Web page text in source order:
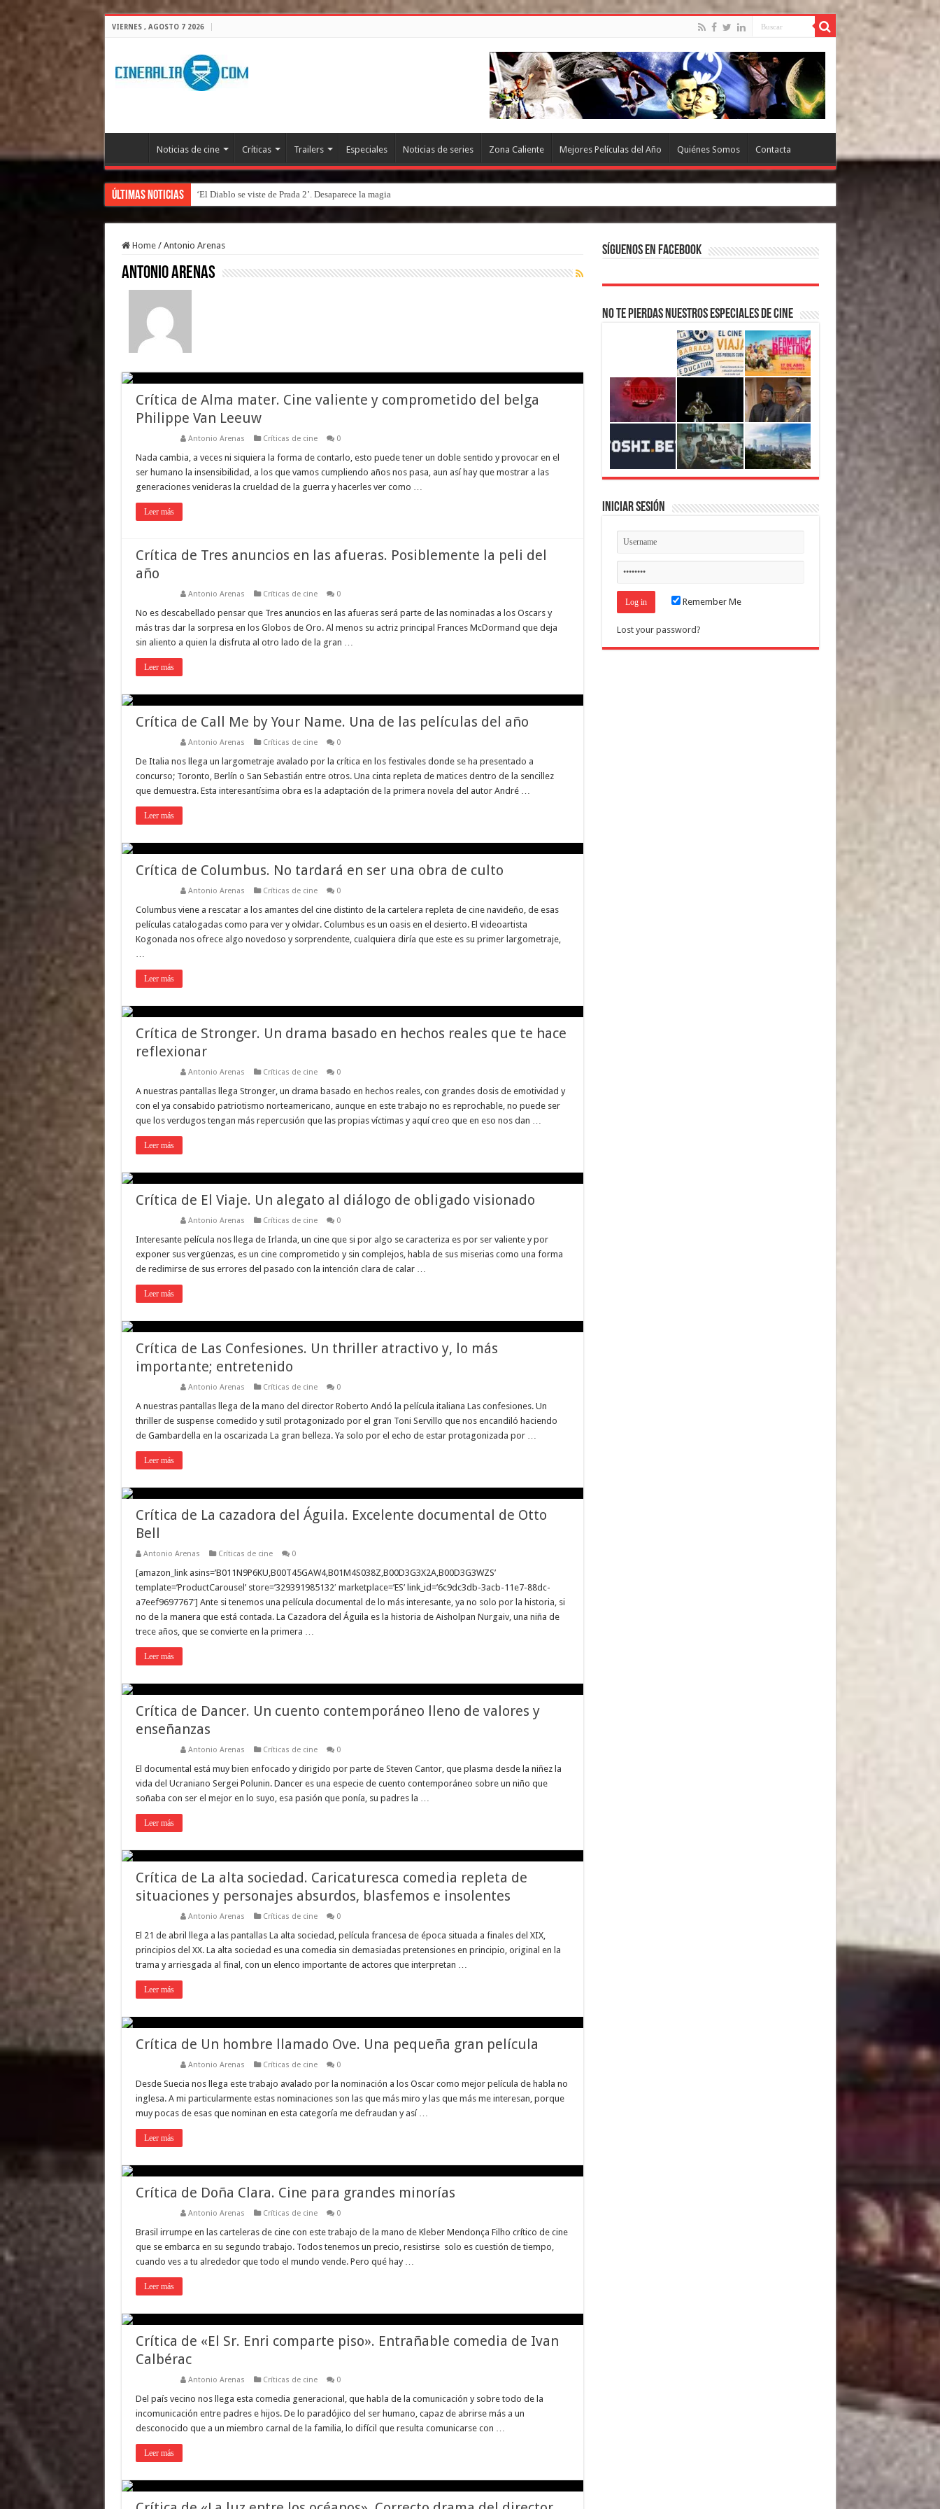
VIERNES , AGOSTO 7 2026
Noticias de cine Críticas Trailers Especiales Noticias de series Zona Caliente Mejores Películas del Año Quiénes Somos Contacta
Últimas Noticias ‘El Diablo se viste de Prada 2’. Desaparece la magia
Home / Antonio Arenas
Antonio Arenas
Crítica de Alma mater. Cine valiente y comprometido del belga
Philippe Van Leeuw
Antonio Arenas Críticas de cine 0
Nada cambia, a veces ni siquiera la forma de contarlo, esto puede tener un doble sentido y provocar en el
ser humano la insensibilidad, a los que vamos cumpliendo años nos pasa, aun así hay que mostrar a las
generaciones venideras la crueldad de la guerra y hacerles ver como …
Leer más
Crítica de Tres anuncios en las afueras. Posiblemente la peli del
año
Antonio Arenas Críticas de cine 0
No es descabellado pensar que Tres anuncios en las afueras será parte de las nominadas a los Oscars y
más tras dar la sorpresa en los Globos de Oro. Al menos su actriz principal Frances McDormand que deja
sin aliento a quien la disfruta al otro lado de la gran …
Leer más
Crítica de Call Me by Your Name. Una de las películas del año
Antonio Arenas Críticas de cine 0
De Italia nos llega un largometraje avalado por la crítica en los festivales donde se ha presentado a
concurso; Toronto, Berlín o San Sebastián entre otros. Una cinta repleta de matices dentro de la sencillez
que demuestra. Esta interesantísima obra es la adaptación de la primera novela del autor André …
Leer más
Crítica de Columbus. No tardará en ser una obra de culto
Antonio Arenas Críticas de cine 0
Columbus viene a rescatar a los amantes del cine distinto de la cartelera repleta de cine navideño, de esas
películas catalogadas como para ver y olvidar. Columbus es un oasis en el desierto. El videoartista
Kogonada nos ofrece algo novedoso y sorprendente, cualquiera diría que este es su primer largometraje,
…
Leer más
Crítica de Stronger. Un drama basado en hechos reales que te hace
reflexionar
Antonio Arenas Críticas de cine 0
A nuestras pantallas llega Stronger, un drama basado en hechos reales, con grandes dosis de emotividad y
con el ya consabido patriotismo norteamericano, aunque en este trabajo no es reprochable, no puede ser
que los verdugos tengan más repercusión que las propias víctimas y aquí creo que en eso nos dan …
Leer más
Crítica de El Viaje. Un alegato al diálogo de obligado visionado
Antonio Arenas Críticas de cine 0
Interesante película nos llega de Irlanda, un cine que si por algo se caracteriza es por ser valiente y por
exponer sus vergüenzas, es un cine comprometido y sin complejos, habla de sus miserias como una forma
de redimirse de sus errores del pasado con la intención clara de calar …
Leer más
Crítica de Las Confesiones. Un thriller atractivo y, lo más
importante; entretenido
Antonio Arenas Críticas de cine 0
A nuestras pantallas llega de la mano del director Roberto Andó la película italiana Las confesiones. Un
thriller de suspense comedido y sutil protagonizado por el gran Toni Servillo que nos encandiló haciendo
de Gambardella en la oscarizada La gran belleza. Ya solo por el echo de estar protagonizada por …
Leer más
Crítica de La cazadora del Águila. Excelente documental de Otto
Bell
Antonio Arenas Críticas de cine 0
[amazon_link asins=’B011N9P6KU,B00T45GAW4,B01M4S038Z,B00D3G3X2A,B00D3G3WZS’
template=’ProductCarousel’ store=’329391985132′ marketplace=’ES’ link_id=’6c9dc3db-3acb-11e7-88dc-
a7eef9697767′] Ante si tenemos una película documental de lo más interesante, ya no solo por la historia, si
no de la manera que está contada. La Cazadora del Águila es la historia de Aisholpan Nurgaiv, una niña de
trece años, que se convierte en la primera …
Leer más
Crítica de Dancer. Un cuento contemporáneo lleno de valores y
enseñanzas
Antonio Arenas Críticas de cine 0
El documental está muy bien enfocado y dirigido por parte de Steven Cantor, que plasma desde la niñez la
vida del Ucraniano Sergei Polunin. Dancer es una especie de cuento contemporáneo sobre un niño que
soñaba con ser el mejor en lo suyo, esa pasión que ponía, su padres la …
Leer más
Crítica de La alta sociedad. Caricaturesca comedia repleta de
situaciones y personajes absurdos, blasfemos e insolentes
Antonio Arenas Críticas de cine 0
El 21 de abril llega a las pantallas La alta sociedad, película francesa de época situada a finales del XIX,
principios del XX. La alta sociedad es una comedia sin demasiadas pretensiones en principio, original en la
trama y arriesgada al final, con un elenco importante de actores que interpretan …
Leer más
Crítica de Un hombre llamado Ove. Una pequeña gran película
Antonio Arenas Críticas de cine 0
Desde Suecia nos llega este trabajo avalado por la nominación a los Oscar como mejor película de habla no
inglesa. A mi particularmente estas nominaciones son las que más miro y las que más me interesan, porque
muy pocas de esas que nominan en esta categoría me defraudan y así …
Leer más
Crítica de Doña Clara. Cine para grandes minorías
Antonio Arenas Críticas de cine 0
Brasil irrumpe en las carteleras de cine con este trabajo de la mano de Kleber Mendonça Filho crítico de cine
que se embarca en su segundo trabajo. Todos tenemos un precio, resistirse solo es cuestión de tiempo,
cuando ves a tu alrededor que todo el mundo vende. Pero qué hay …
Leer más
Crítica de «El Sr. Enri comparte piso». Entrañable comedia de Ivan
Calbérac
Antonio Arenas Críticas de cine 0
Del país vecino nos llega esta comedia generacional, que habla de la comunicación y sobre todo de la
incomunicación entre padres e hijos. De lo paradójico del ser humano, capaz de abrirse más a un
desconocido que a un miembro carnal de la familia, lo difícil que resulta comunicarse con …
Leer más
Síguenos en Facebook
No te pierdas nuestros Especiales de Cine
Iniciar Sesión
Remember Me
Lost your password?